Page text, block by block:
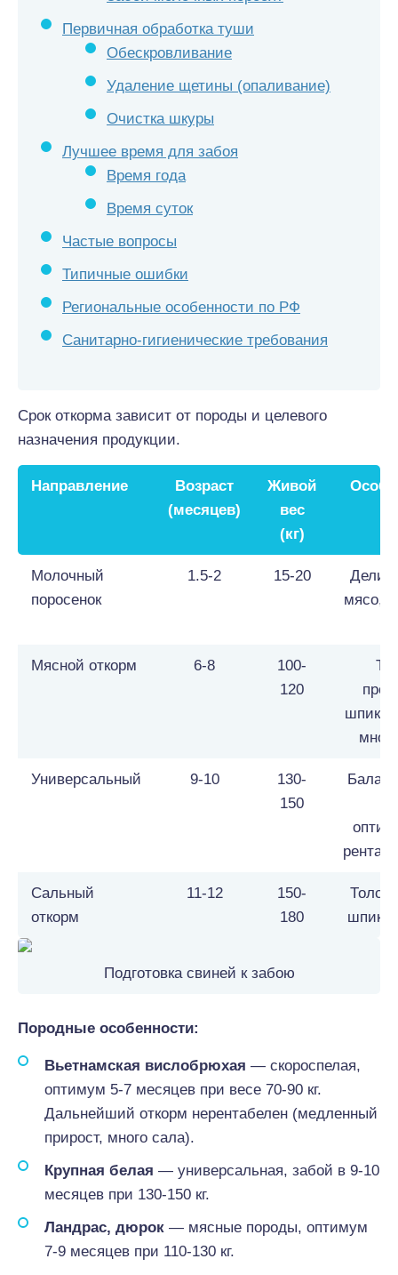
Первичная обработка туши
Обескровливание
Удаление щетины (опаливание)
Очистка шкуры
Лучшее время для забоя
Время года
Время суток
Частые вопросы
Типичные ошибки
Региональные особенности по РФ
Санитарно-гигиенические требования
Срок откорма зависит от породы и целевого
назначения продукции.
Направление
Возраст
(месяцев)
Живой
вес
(кг)
Молочный
поросенок
1.5-2 15-20
мясо,
Мясной откорм 6-8
100-
120
шпика
Универсальный 9-10
130-
150
Сальный
откорм
11-12
150-
180
шпика
Подготовка свиней к забою
Породные особенности:
Вьетнамская вислобрюхая — скороспелая,
оптимум 5-7 месяцев при весе 70-90 кг.
Дальнейший откорм нерентабелен (медленный
прирост, много сала).
Крупная белая — универсальная, забой в 9-10
месяцев при 130-150 кг.
Ландрас, дюрок — мясные породы, оптимум
7-9 месяцев при 110-130 кг.